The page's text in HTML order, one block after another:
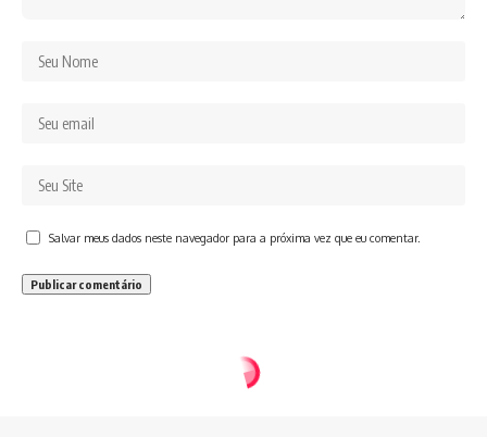
Salvar meus dados neste navegador para a próxima vez que eu comentar.